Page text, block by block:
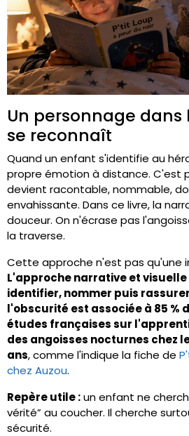
Un personnage
se reconnaît
Quand un enfant s'identifie au
propre émotion à distance. C'est
devient racontable, nommable,
envahissante. Dans ce livre, la
douceur. On n'écrase pas
la traverse.
Cette approche n'est pas qu'une
L'approche narrative et
identifier, nommer puis
l'obscurité est associée à 85 %
études françaises sur
des angoisses nocturnes chez
ans, comme l'indique la fiche de
chez Auzou.
Repère utile :un enfant ne
vérité” au coucher. Il cherche
sécurité.